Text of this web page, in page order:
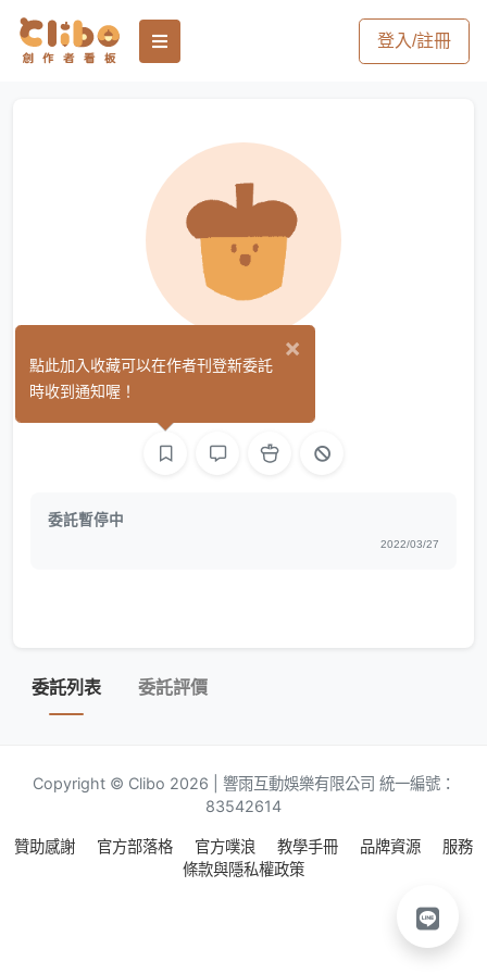
登入/註冊
ZC (0)
委託暫停中
2022/03/27
委託列表 委託評價
Copyright © Clibo 2026 | 響雨互動娛樂有限公司 統一編號：
83542614
贊助感謝 官方部落格 官方噗浪 教學手冊 品牌資源
服務
條款與隱私權政策
×
點此加入收藏可以在作者刊登新委託
時收到通知喔！